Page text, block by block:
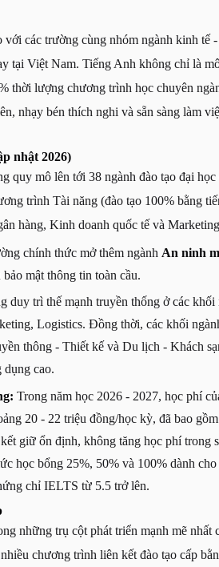
các trường cùng nhóm ngành kinh tế
tại Việt Nam. Tiếng Anh không chỉ là
thời lượng chương trình học chuyên
nhạy bén thích nghi và sẵn sàng làm
nhật 2026)
quy mô lên tới 38 ngành đào tạo đại
trình Tài năng (đào tạo 100% bằng
hàng, Kinh doanh quốc tế và
chính thức mở thêm ngành An ninh
mật thông tin toàn cầu.
duy trì thế mạnh truyền thống ở các
Logistics. Đồng thời, các khối
thông - Thiết kế và Du lịch - Khách
cao.
Trong năm học 2026 - 2027, học phí
20 - 22 triệu đồng/học kỳ, đã bao
giữ ổn định, không tăng học phí trong
học bổng 25%, 50% và 100% dành
chỉ IELTS từ 5.5 trở lên.
những trụ cột phát triển mạnh mẽ nhất
chương trình liên kết đào tạo cấp